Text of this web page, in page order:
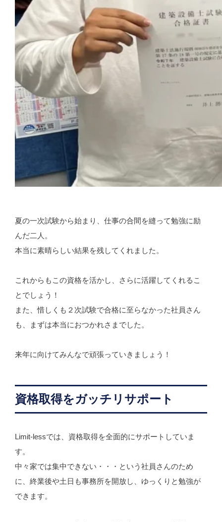
夏の一次試験から始まり、仕事の合間を縫って勉強に励
んだ二人。
本当に素晴らしい結果を残してくれました。
これからもこの資格を活かし、さらに活躍してくれるこ
とでしょう！
また、惜しくも２次試験で合格に至らなかった社員さん
も、まずは本当におつかれさまでした。
来年に向けてみんなで頑張っていきましょう！
資格取得をガッチリサポート
Limit-lessでは、資格取得を全面的にサポートしていま
す。
中々家では集中できない・・・という社員さんのため
に、終業後や土日も事務所を開放し、ゆっくりと勉強が
できます。